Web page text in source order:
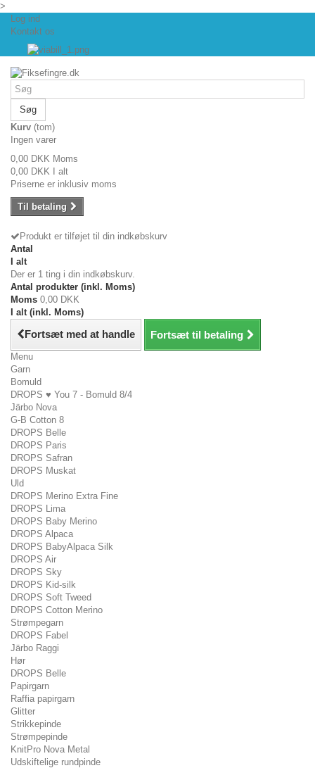
>
Log ind
Kontakt os
Søg
Kurv (tom)
Ingen varer
0,00 DKK Moms
0,00 DKK I alt
Priserne er inklusiv moms
Til betaling
Produkt er tilføjet til din indkøbskurv
Antal
I alt
Der er 1 ting i din indkøbskurv.
Antal produkter (inkl. Moms)
Moms 0,00 DKK
I alt (inkl. Moms)
Fortsæt med at handle Fortsæt til betaling
Menu
Garn
Bomuld
DROPS ♥ You 7 - Bomuld 8/4
Järbo Nova
G-B Cotton 8
DROPS Belle
DROPS Paris
DROPS Safran
DROPS Muskat
Uld
DROPS Merino Extra Fine
DROPS Lima
DROPS Baby Merino
DROPS Alpaca
DROPS BabyAlpaca Silk
DROPS Air
DROPS Sky
DROPS Kid-silk
DROPS Soft Tweed
DROPS Cotton Merino
Strømpegarn
DROPS Fabel
Järbo Raggi
Hør
DROPS Belle
Papirgarn
Raffia papirgarn
Glitter
Strikkepinde
Strømpepinde
KnitPro Nova Metal
Udskiftelige rundpinde